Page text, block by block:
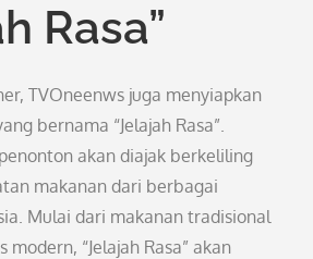
Rasa”
TVOneenws juga menyiapkan
bernama “Jelajah Rasa”.
akan diajak berkeliling
makanan dari berbagai
Mulai dari makanan tradisional
modern, “Jelajah Rasa” akan